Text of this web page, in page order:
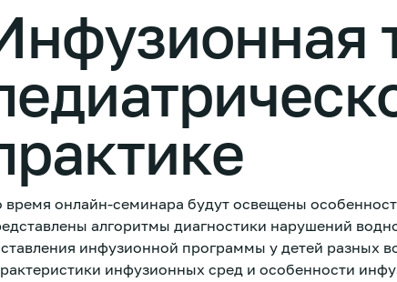
время онлайн-семинара будут освещены
алгоритмы диагностики нарушений
инфузионной программы у детей разных
инфузионных сред и особенности